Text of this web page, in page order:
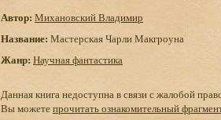
Автор: Михановский Владимир
Название: Мастерская Чарли Макгроуна
Жанр: Научная фантастика
Данная книга недоступна в связи с жалобой
Вы можетепрочитать ознакомительный